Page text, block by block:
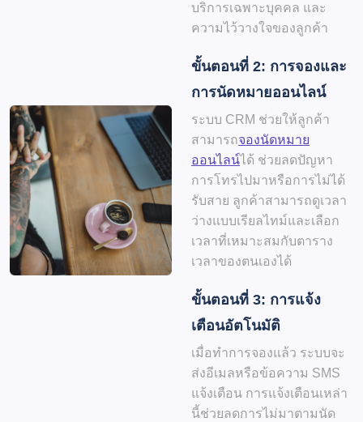
บริการเฉพาะบุคคล และ
ความไว้วางใจของลูกค้า
ขั้นตอนที่ 2: การจองและ
การนัดหมายออนไลน์
ระบบ CRM ช่วยให้ลูกค้า
สามารถจองนัดหมาย
ออนไลน์ได้ ช่วยลดปัญหา
การโทรไปมาหรือการไม่ได้
รับสาย ลูกค้าสามารถดูเวลา
ว่างแบบเรียลไทม์และเลือก
เวลาที่เหมาะสมกับตาราง
เวลาของตนเองได้
ขั้นตอนที่ 3: การแจ้ง
เตือนอัตโนมัติ
เมื่อทำการจองแล้ว ระบบจะ
ส่งอีเมลหรือข้อความ SMS
แจ้งเตือน การแจ้งเตือนเหล่า
นี้ช่วยลดการไม่มาตามนัด